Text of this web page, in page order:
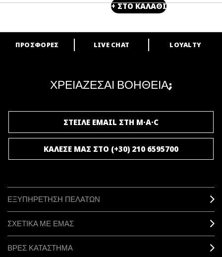
+ ΣΤΟ ΚΑΛΑΘΙ
ARE YOU A M·A·C LOVER?
ΠΡΟΣΦΟΡΕΣ LIVE CHAT LOYALTY
ΧΡΕΙΑΖΕΣΑΙ ΒΟΗΘΕΙΑ;
ΣΤΕΙΛΕ EMAIL ΣΤΗ M·A·C
ΚΑΛΕΣΕ ΜΑΣ ΣΤΟ (+30) 210 6595700
ΕΞΥΠΗΡΕΤΗΣΗ ΠΕΛΑΤΩΝ
ΣΧΕΤΙΚΑ ΜΕ ΕΜΑΣ
ΒΡΕΣ ΚΑΤΑΣΤΗΜΑ